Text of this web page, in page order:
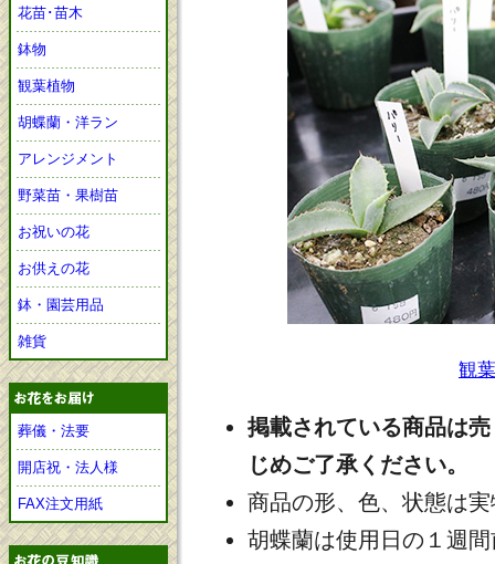
花苗･苗木
鉢物
観葉植物
胡蝶蘭・洋ラン
アレンジメント
野菜苗・果樹苗
お祝いの花
お供えの花
鉢・園芸用品
雑貨
葬儀・法要
開店祝・法人様
FAX注文用紙
観
掲載されている商品は
じめご了承ください。
商品の形、色、状態は
胡蝶蘭は使用日の１週